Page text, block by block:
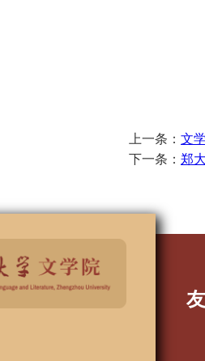
上一条： 文
下一条： 郑